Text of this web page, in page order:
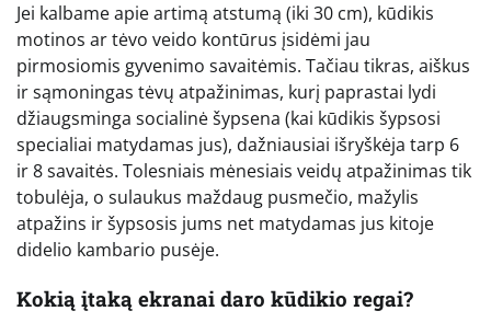
Jei kalbame apie artimą atstumą (iki 30 cm), kūdikis
motinos ar tėvo veido kontūrus įsidėmi jau
pirmosiomis gyvenimo savaitėmis. Tačiau tikras, aiškus
ir sąmoningas tėvų atpažinimas, kurį paprastai lydi
džiaugsminga socialinė šypsena (kai kūdikis šypsosi
specialiai matydamas jus), dažniausiai išryškėja tarp 6
ir 8 savaitės. Tolesniais mėnesiais veidų atpažinimas tik
tobulėja, o sulaukus maždaug pusmečio, mažylis
atpažins ir šypsosis jums net matydamas jus kitoje
didelio kambario pusėje.
Kokią įtaką ekranai daro kūdikio regai?